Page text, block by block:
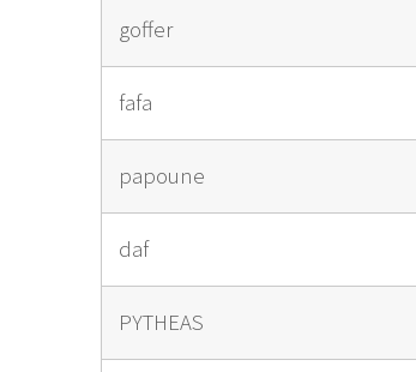
goffer
fafa
papoune
daf
PYTHEAS